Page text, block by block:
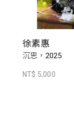
徐素惠
沉思，2025
NT$ 5,000